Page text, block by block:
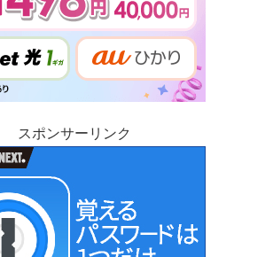
スポンサーリンク